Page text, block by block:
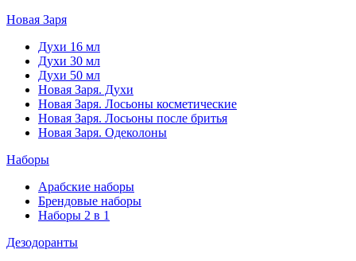
Новая Заря
Духи 16 мл
Духи 30 мл
Духи 50 мл
Новая Заря. Духи
Новая Заря. Лосьоны косметические
Новая Заря. Лосьоны после бритья
Новая Заря. Одеколоны
Наборы
Арабские наборы
Брендовые наборы
Наборы 2 в 1
Дезодоранты